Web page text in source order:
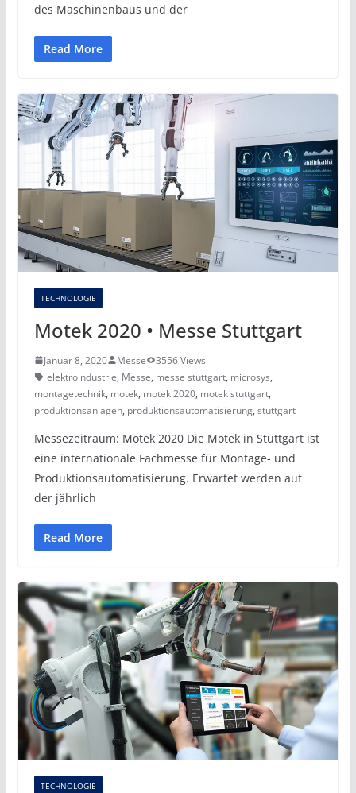
des Maschinenbaus und der
Read More
TECHNOLOGIE
Motek 2020 • Messe Stuttgart
Januar 8, 2020 Messe
3556 Views
elektroindustrie, Messe, messe stuttgart, microsys,
montagetechnik, motek, motek 2020, motek stuttgart,
produktionsanlagen, produktionsautomatisierung, stuttgart
Messezeitraum: Motek 2020 Die Motek in Stuttgart ist
eine internationale Fachmesse für Montage- und
Produktionsautomatisierung. Erwartet werden auf
der jährlich
Read More
TECHNOLOGIE